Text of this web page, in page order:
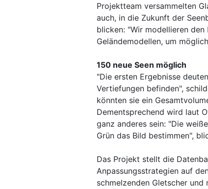
Projektteam versammelten
auch, in die Zukunft der
blicken: "Wir modellieren
Geländemodellen, um
150 neue Seen möglich
"Die ersten Ergebnisse
Vertiefungen befinden",
könnten sie ein
Dementsprechend wird laut
ganz anderes sein: "Die
Grün das Bild bestimmen",
Das Projekt stellt die
Anpassungsstrategien auf
schmelzenden Gletscher